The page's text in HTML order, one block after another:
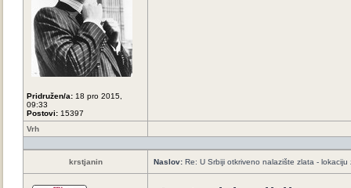
Pridružen/a: 18 pro 2015,
09:33
Postovi: 15397
Vrh
krstjanin Naslov: Re: U Srbiji otkriveno nalazište zlata -